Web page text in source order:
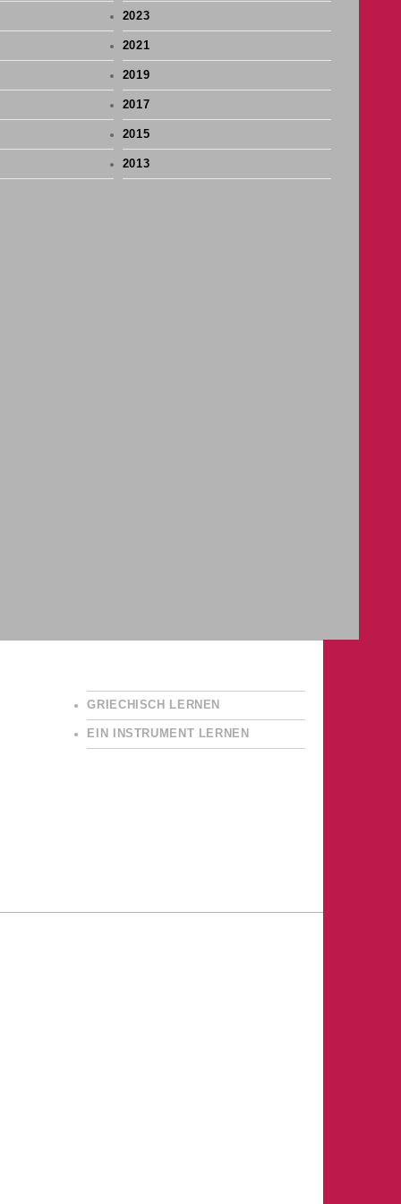
2023
2021
2019
2017
2015
2013
GRIECHISCH LERNEN
EIN INSTRUMENT LERNEN